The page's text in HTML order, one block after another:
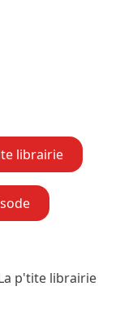
librairie
p'tite librairie